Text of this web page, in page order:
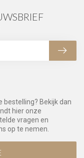
bestelling? Bekijk dan
hier onze
vragen en
op te nemen.